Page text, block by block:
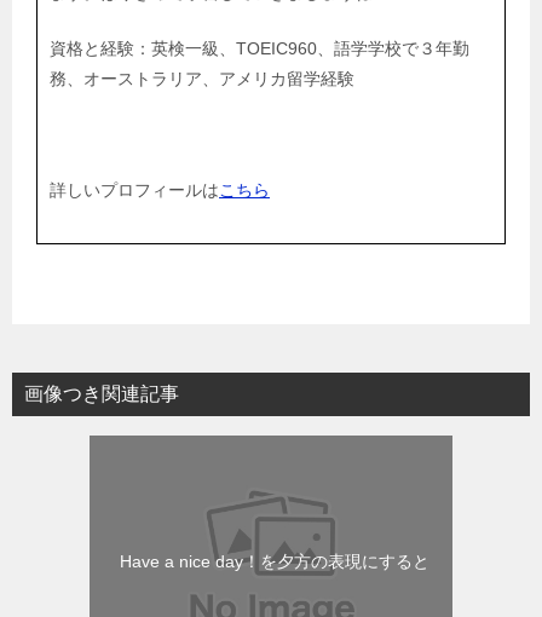
資格と経験：英検一級、TOEIC960、語学学校で３年勤
務、オーストラリア、アメリカ留学経験
詳しいプロフィールはこちら
画像つき関連記事
Have a nice day！を夕方の表現にすると